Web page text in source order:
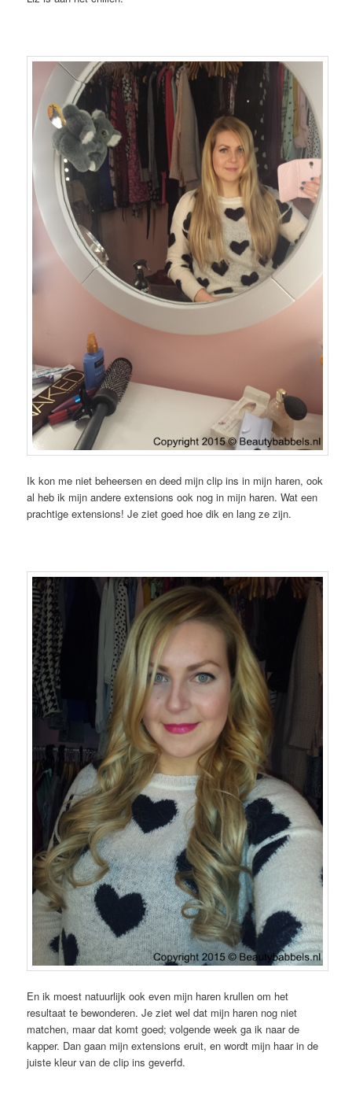
Ik kon me niet beheersen en deed mijn clip ins in mijn haren, ook
al heb ik mijn andere extensions ook nog in mijn haren. Wat een
prachtige extensions! Je ziet goed hoe dik en lang ze zijn.
En ik moest natuurlijk ook even mijn haren krullen om het
resultaat te bewonderen. Je ziet wel dat mijn haren nog niet
matchen, maar dat komt goed; volgende week ga ik naar de
kapper. Dan gaan mijn extensions eruit, en wordt mijn haar in de
juiste kleur van de clip ins geverfd.